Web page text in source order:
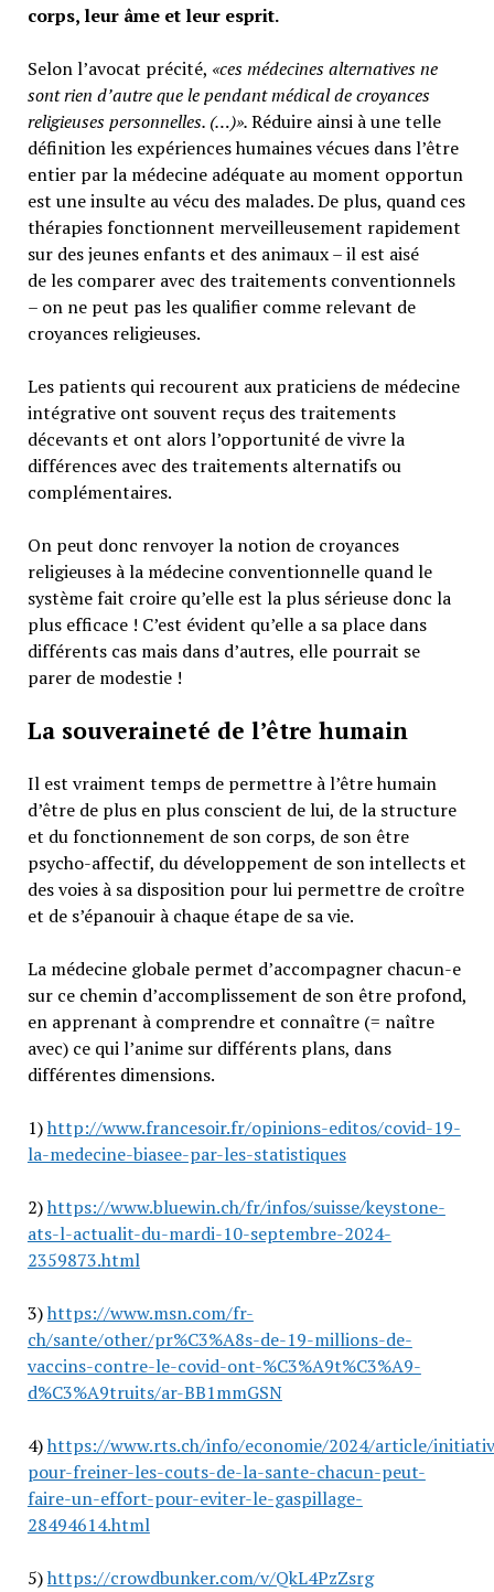
corps, leur âme et leur esprit.
Selon l’avocat précité, «ces médecines alternatives ne
sont rien d’autre que le pendant médical de croyances
religieuses personnelles. (…)».Réduire ainsi à une telle
définition les expériences humaines vécues dans l’être
entier par la médecine adéquate au moment opportun
est une insulte au vécu des malades. De plus, quand ces
thérapies fonctionnent merveilleusement rapidement
sur des jeunes enfants et des animaux – il est aisé
de les comparer avec des traitements conventionnels
– on ne peut pas les qualifier comme relevant de
croyances religieuses.
Les patients qui recourent aux praticiens de médecine
intégrative ont souvent reçus des traitements
décevants et ont alors l’opportunité de vivre la
différences avec des traitements alternatifs ou
complémentaires.
On peut donc renvoyer la notion de croyances
religieuses à la médecine conventionnelle quand le
système fait croire qu’elle est la plus sérieuse donc la
plus efficace ! C’est évident qu’elle a sa place dans
différents cas mais dans d’autres, elle pourrait se
parer de modestie !
La souveraineté de l’être humain
Il est vraiment temps de permettre à l’être humain
d’être de plus en plus conscient de lui, de la structure
et du fonctionnement de son corps, de son être
psycho-affectif, du développement de son intellects et
des voies à sa disposition pour lui permettre de croître
et de s’épanouir à chaque étape de sa vie.
La médecine globale permet d’accompagner chacun-e
sur ce chemin d’accomplissement de son être profond,
en apprenant à comprendre et connaître (= naître
avec) ce qui l’anime sur différents plans, dans
différentes dimensions.
1)http://www.francesoir.fr/opinions-editos/covid-19-
la-medecine-biasee-par-les-statistiques
2)https://www.bluewin.ch/fr/infos/suisse/keystone-
ats-l-actualit-du-mardi-10-septembre-2024-
2359873.html
3)https://www.msn.com/fr-
ch/sante/other/pr%C3%A8s-de-19-millions-de-
vaccins-contre-le-covid-ont-%C3%A9t%C3%A9-
d%C3%A9truits/ar-BB1mmGSN
4)https://www.rts.ch/info/economie/2024/article/
pour-freiner-les-couts-de-la-sante-chacun-peut-
faire-un-effort-pour-eviter-le-gaspillage-
28494614.html
5)https://crowdbunker.com/v/QkL4PzZsrg